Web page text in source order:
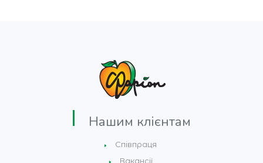
Нашим клієнтам
Співпраця
Вакансії